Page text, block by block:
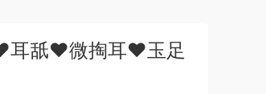
耳舐❤️微掏耳❤️玉足